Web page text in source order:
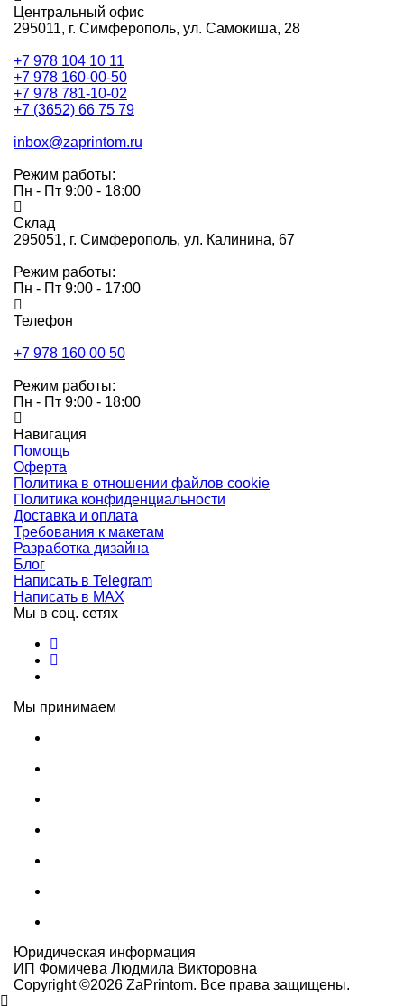
Центральный офис
295011, г. Симферополь, ул. Самокиша, 28
+7 978 104 10 11
+7 978 160-00-50
+7 978 781-10-02
+7 (3652) 66 75 79
inbox@zaprintom.ru
Режим работы:
Пн - Пт 9:00 - 18:00
Склад
295051, г. Симферополь, ул. Калинина, 67
Режим работы:
Пн - Пт 9:00 - 17:00
Телефон
+7 978 160 00 50
Режим работы:
Пн - Пт 9:00 - 18:00
Навигация
Помощь
Оферта
Политика в отношении файлов cookie
Политика конфиденциальности
Доставка и оплата
Требования к макетам
Разработка дизайна
Блог
Написать в Telegram
Написать в MAX
Мы в соц. сетях
Мы принимаем
Юридическая информация
ИП Фомичева Людмила Викторовна
Copyright ©2026 ZaPrintom. Все права защищены.